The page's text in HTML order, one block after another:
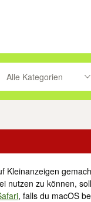
um zu suchen,
Alle Kategorien
Kleinanzeigen
nutzen zu können,
, falls du macOS